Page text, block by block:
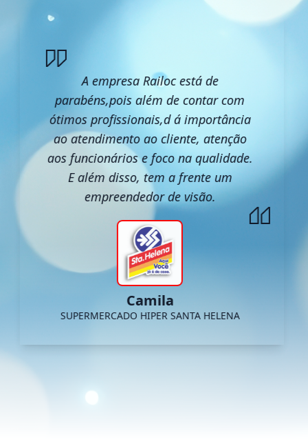
A empresa Railoc está de
parabéns,pois além de contar com
ótimos profissionais,d á importância
ao atendimento ao cliente, atenção
aos funcionários e foco na qualidade.
E além disso, tem a frente um
empreendedor de visão.
Camila
SUPERMERCADO HIPER SANTA HELENA